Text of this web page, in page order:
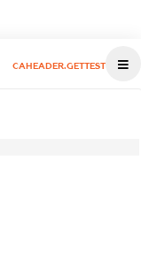
CAHEADER.GETTEST